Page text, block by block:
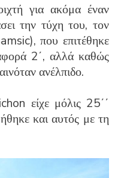
για ακόμα έναν
την τύχη του, τον
που επιτέθηκε
2΄, αλλά καθώς
ανέλπιδο.
είχε μόλις 25΄΄
και αυτός με τη